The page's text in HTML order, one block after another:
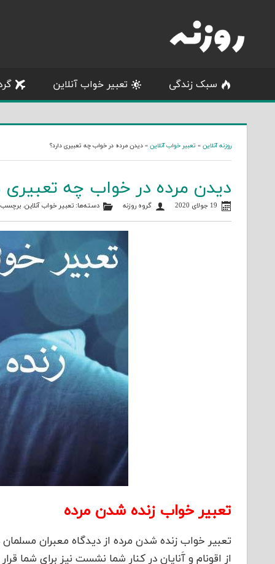
content
سبک زندگی تعبیر خواب آنلاین
روزنه آنلاین » تعبیر خواب آنلاین »دیدن مرده در خواب چه تعبیری دارد؟
دیدن مرده در خواب چه تعبیری
19 جولای 2020 گروه روزنه دسته‌ها:تعبیر خواب آنلاین.
تعبیر خواب زنده شدن مرده
تعبیر خواب زنده شدن مرده از دیدگاه معبران
از اقونام و آَنایان در کنار شما نشست نیز برای شما